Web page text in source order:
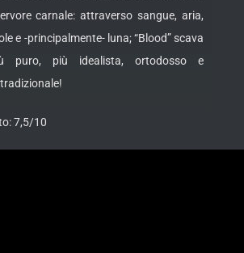
carnale: attraverso sangue, aria,
e -principalmente- luna; “Blood” scava
puro, più idealista, ortodosso e
7,5/10